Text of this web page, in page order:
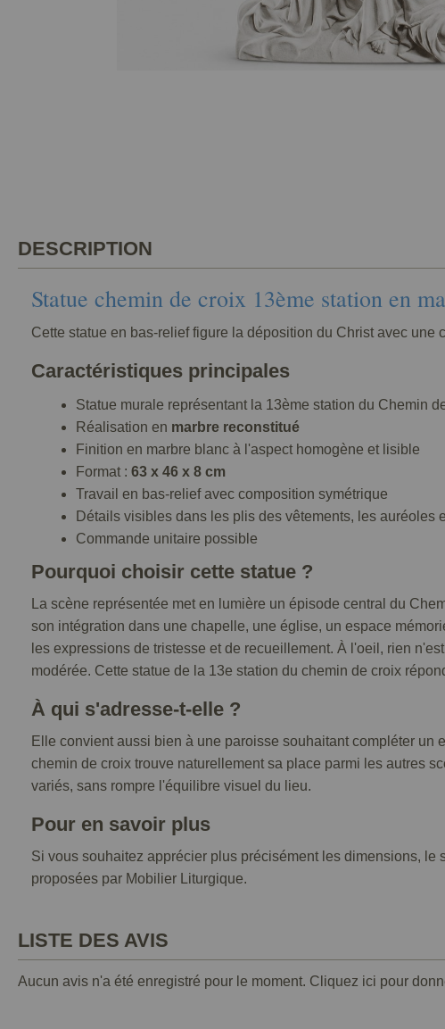
DESCRIPTION
Statue chemin de croix 13ème station en
Cette statue en bas-relief figure la déposition du Christ avec
Caractéristiques principales
Statue murale représentant la 13ème station du Chemin
Réalisation en marbre reconstitué
Finition en marbre blanc à l'aspect homogène et lisible
Format : 63 x 46 x 8 cm
Travail en bas-relief avec composition symétrique
Détails visibles dans les plis des vêtements, les auréoles
Commande unitaire possible
Pourquoi choisir cette statue ?
La scène représentée met en lumière un épisode central du
son intégration dans une chapelle, une église, un espace
les expressions de tristesse et de recueillement. À l'oeil, rien
modérée. Cette statue de la 13e station du chemin de croix
À qui s'adresse-t-elle ?
Elle convient aussi bien à une paroisse souhaitant compléter
chemin de croix trouve naturellement sa place parmi les autres
variés, sans rompre l'équilibre visuel du lieu.
Pour en savoir plus
Si vous souhaitez apprécier plus précisément les dimensions,
proposées par Mobilier Liturgique.
LISTE DES AVIS
Aucun avis n'a été enregistré pour le moment. Cliquez ici pour